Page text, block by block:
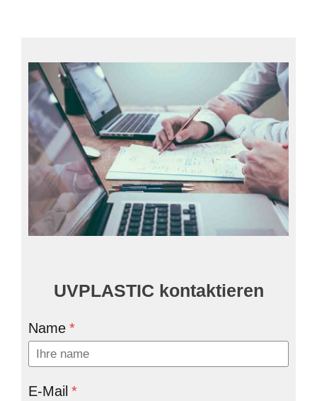
UVPLASTIC kontaktieren
Name *
E-Mail *